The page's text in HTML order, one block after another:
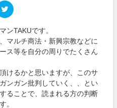
ンTAKUです。
マルチ商法・新興宗教などに
ス等を自分の周りでたくさん
けるかと思いますが、このサ
ンガン批判していく、、とい
ることで、読まれる方の判断
。